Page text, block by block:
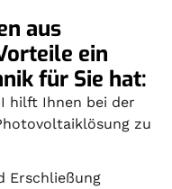
aus
ein
für Sie hat:
hilft Ihnen bei der
zu
Erschließung